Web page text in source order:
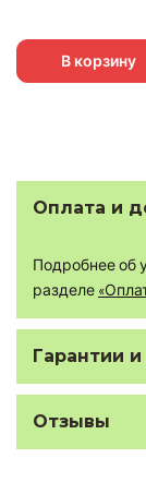
В корзину
Оплата и
Подробнее об
разделе
Гарантии
Отзывы